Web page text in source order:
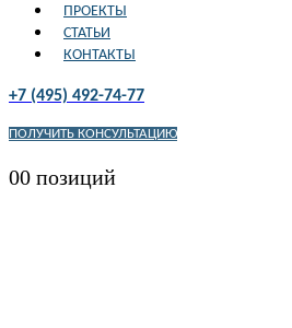
ПРОЕКТЫ
СТАТЬИ
КОНТАКТЫ
+7 (495) 492-74-77
ПОЛУЧИТЬ КОНСУЛЬТАЦИЮ
00 позиций